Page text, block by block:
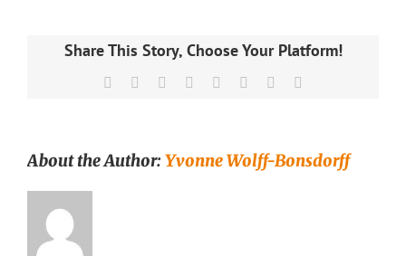
Share This Story, Choose Your Platform!
Facebook Reddit LinkedIn
TumblrPinterest
About the Author:Yvonne Wolff-Bonsdorff